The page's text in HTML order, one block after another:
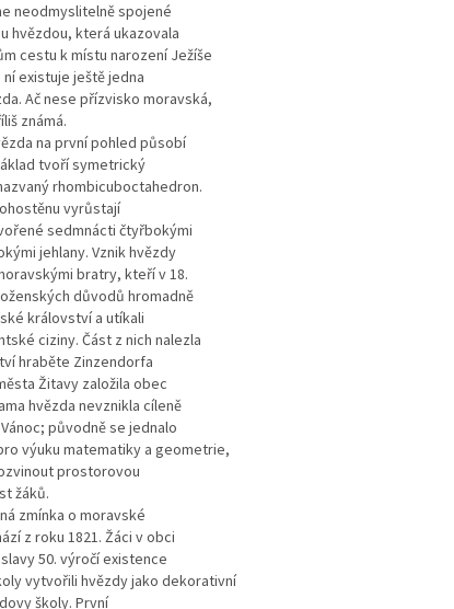
neodmyslitelně spojené
hvězdou, která ukazovala
cestu k místu narození Ježíše
ní existuje ještě jedna
Ač nese přízvisko moravská,
známá.
na první pohled působí
tvoří symetrický
rhombicuboctahedron.
vyrůstají
sedmnácti čtyřbokými
jehlany. Vznik hvězdy
bratry, kteří v 18.
důvodů hromadně
království a utíkali
ciziny. Část z nich nalezla
hraběte Zinzendorfa
Žitavy založila obec
hvězda nevznikla cíleně
původně se jednalo
výuku matematiky a geometrie,
prostorovou
žáků.
zmínka o moravské
z roku 1821. Žáci v obci
50. výročí existence
vytvořili hvězdy jako dekorativní
školy. První